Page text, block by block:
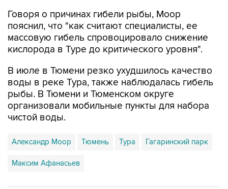
Говоря о причинах гибели рыбы, Моор
пояснил, что "как считают специалисты, ее
массовую гибель спровоцировало снижение
кислорода в Туре до критического уровня".
В июле в Тюмени резко ухудшилось качество
воды в реке Тура, также наблюдалась гибель
рыбы. В Тюмени и Тюменском округе
организовали мобильные пункты для набора
чистой воды.
Александр Моор Тюмень Тура Гагаринский парк
Максим Афанасьев